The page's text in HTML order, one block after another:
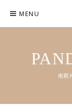
content
MENU
用照